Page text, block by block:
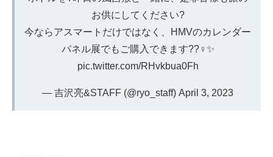
お供にしてください?
今ならアスマートだけではなく、HMVのカレンダー
パネル展でもご購入できます??‍♀️✨
pic.twitter.com/RHvkbua0Fh
— 吉沢亮&STAFF (@ryo_staff) April 3, 2023